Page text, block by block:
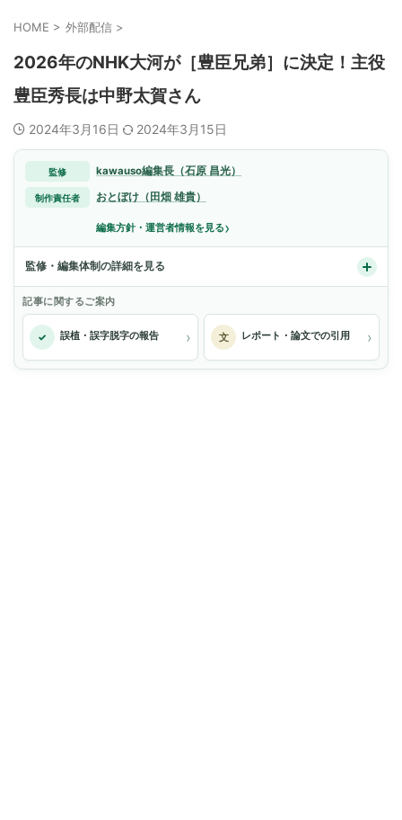
HOME > 外部配信 >
2026年のNHK大河が［豊臣兄弟］に決定！主役
豊臣秀長は中野太賀さん
2024年3月16日 2024年3月15日
監修 kawauso編集長（石原 昌光）
制作責任者 おとぼけ（田畑 雄貴）
編集方針・運営者情報を見る›
監修・編集体制の詳細を見る
記事に関するご案内
✓ 誤植・誤字脱字の報告 › 文 レポート・論文での引用 ›